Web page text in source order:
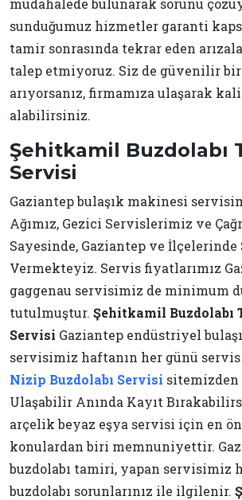
sunduğumuz hizmetler garanti
tamir sonrasında tekrar eden
talep etmiyoruz. Siz de güvenilir
arıyorsanız, firmamıza ulaşarak
alabilirsiniz.
Şehitkamil Buzdolabı
Servisi
Gaziantep bulaşık makinesi
Ağımız, Gezici Servislerimiz ve
Sayesinde, Gaziantep ve
Vermekteyiz. Servis fiyatlarımız
gaggenau servisimiz de minimum
tutulmuştur. Şehitkamil Buzdolabı
Servisi Gaziantep endüstriyel
servisimiz haftanın her günü
Nizip Buzdolabı Servisi sitemizden
Ulaşabilir Anında Kayıt
arçelik beyaz eşya servisi için en
konulardan biri memnuniyettir.
buzdolabı tamiri, yapan servisimiz
buzdolabı sorunlarınız ile ilgilenir.